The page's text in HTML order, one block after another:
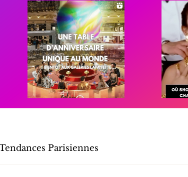
Parisiennes